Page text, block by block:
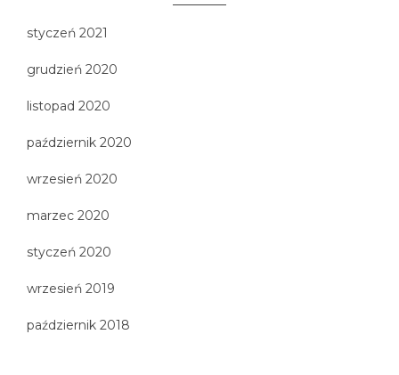
styczeń 2021
grudzień 2020
listopad 2020
październik 2020
wrzesień 2020
marzec 2020
styczeń 2020
wrzesień 2019
październik 2018